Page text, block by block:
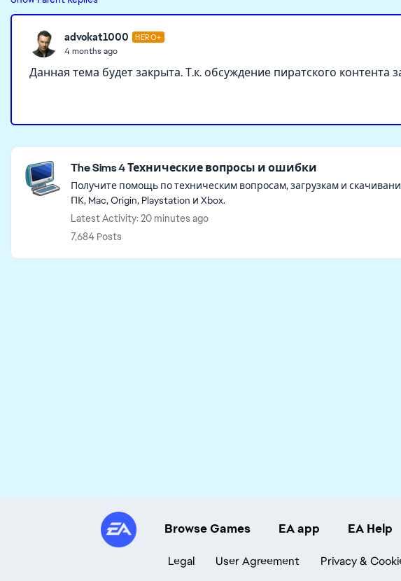
advokat1000 HERO+
4 months ago
Данная тема будет закрыта. Т.к. обсуждение пиратского
Featured Places
The Sims 4 Технические вопросы и ошибки
Получите помощь по техническим вопросам, загрузкам и
ПК, Mac, Origin, Playstation и Xbox.
Latest Activity: 20 minutes ago
7,684 Posts
Browse Games EA app EA Help
Legal User Agreement Privacy &